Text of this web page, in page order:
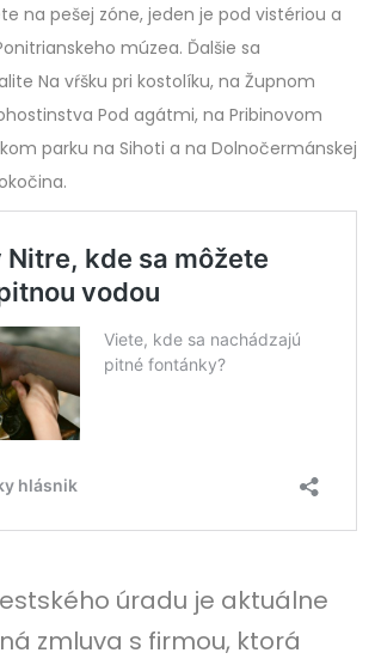
na pešej zóne, jeden je pod vistériou a
múzea. Ďalšie sa
Na vŕšku pri kostolíku, na Župnom
Pod agátmi, na Pribinovom
parku na Sihoti a na Dolnočermánskej
úradu je aktuálne
zmluva s firmou, ktorá